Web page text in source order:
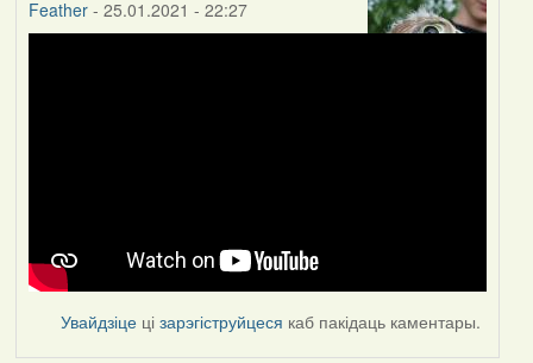
Feather- 25.01.2021 - 22:27
Увайдзіце цізарэгіструйцеся каб пакідаць каментары.